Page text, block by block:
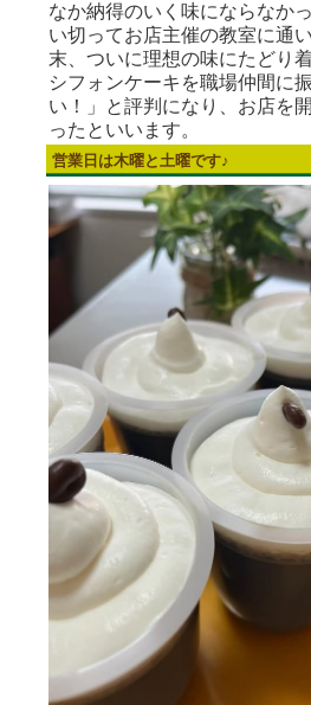
なか納得のいく味にならなか
い切ってお店主催の教室に通
末、ついに理想の味にたどり
シフォンケーキを職場仲間に
い！」と評判になり、お店を
ったといいます。
営業日は木曜と土曜です♪